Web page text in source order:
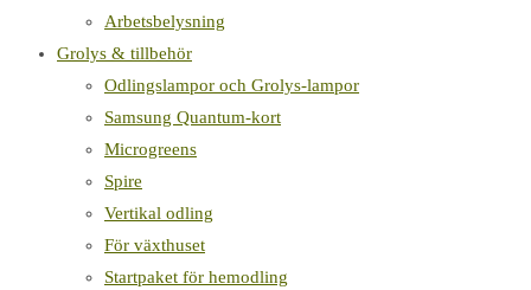
Arbetsbelysning
Grolys & tillbehör
Odlingslampor och Grolys-lampor
Samsung Quantum-kort
Microgreens
Spire
Vertikal odling
För växthuset
Startpaket för hemodling